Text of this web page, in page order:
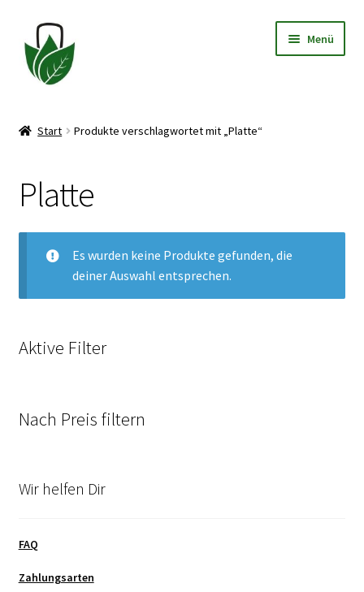
Zur
Navigation
springen
Zum
Inhalt
springen
Menü
Widerrufsbelehrung
Impressum
Start Produkte verschlagwortet mit „Platte“
Platte
Es wurden keine Produkte gefunden, die
deiner Auswahl entsprechen.
Aktive Filter
Nach Preis filtern
Wir helfen Dir
FAQ
Zahlungsarten